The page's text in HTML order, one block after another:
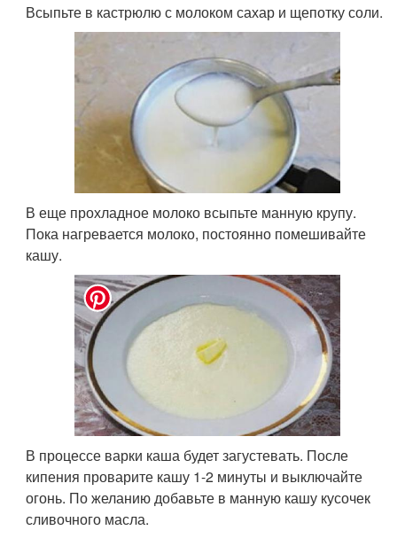
Всыпьте в кастрюлю с молоком сахар и щепотку соли.
В еще прохладное молоко всыпьте манную крупу.
Пока нагревается молоко, постоянно помешивайте
кашу.
В процессе варки каша будет загустевать. После
кипения проварите кашу 1-2 минуты и выключайте
огонь. По желанию добавьте в манную кашу кусочек
сливочного масла.